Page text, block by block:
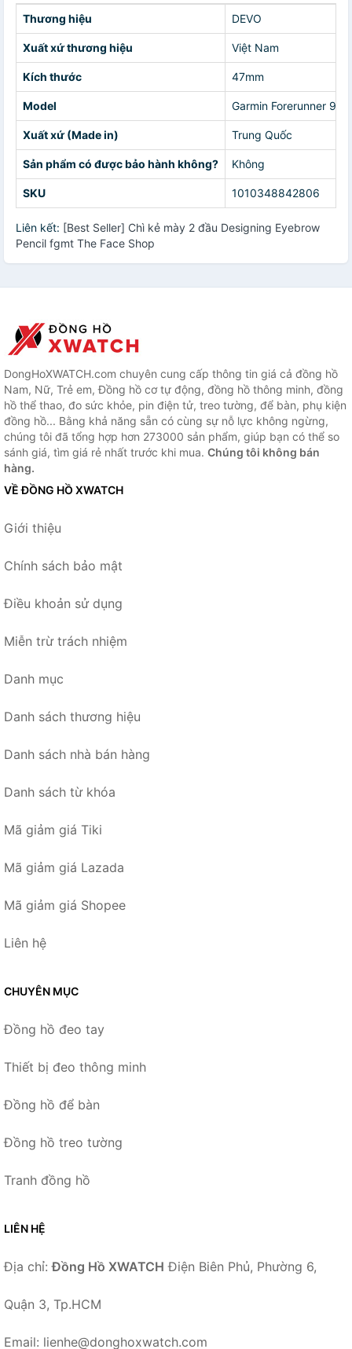
Thương hiệu DEVO
Xuất xứ thương hiệu Việt Nam
Kích thước 47mm
Model Garmin Forerunner 970
Xuất xứ (Made in) Trung Quốc
Sản phẩm có được bảo hành không? Không
SKU 1010348842806
Liên kết: [Best Seller] Chì kẻ mày 2 đầu Designing Eyebrow
Pencil fgmt The Face Shop
DongHoXWATCH.com chuyên cung cấp thông tin giá cả đồng hồ
Nam, Nữ, Trẻ em, Đồng hồ cơ tự động, đồng hồ thông minh, đồng
hồ thể thao, đo sức khỏe, pin điện tử, treo tường, để bàn, phụ kiện
đồng hồ... Bằng khả năng sẵn có cùng sự nỗ lực không ngừng,
chúng tôi đã tổng hợp hơn 273000 sản phẩm, giúp bạn có thể so
sánh giá, tìm giá rẻ nhất trước khi mua. Chúng tôi không bán
hàng.
VỀ ĐỒNG HỒ XWATCH
Giới thiệu
Chính sách bảo mật
Điều khoản sử dụng
Miễn trừ trách nhiệm
Danh mục
Danh sách thương hiệu
Danh sách nhà bán hàng
Danh sách từ khóa
Mã giảm giá Tiki
Mã giảm giá Lazada
Mã giảm giá Shopee
Liên hệ
CHUYÊN MỤC
Đồng hồ đeo tay
Thiết bị đeo thông minh
Đồng hồ để bàn
Đồng hồ treo tường
Tranh đồng hồ
LIÊN HỆ
Địa chỉ:Đồng Hồ XWATCH Điện Biên Phủ, Phường 6,
Quận 3, Tp.HCM
Email: lienhe@donghoxwatch.com